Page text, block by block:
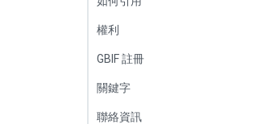
權利
GBIF 註冊
關鍵字
聯絡資訊